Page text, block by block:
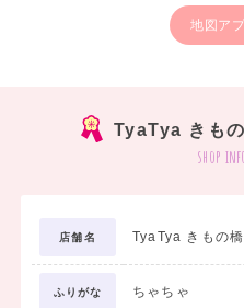
地図ア
TyaTya きも
shop
店舗名 TyaTya きもの
ふりがな ちゃちゃ